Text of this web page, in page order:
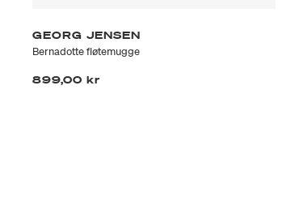
GEORG JENSEN
Bernadotte fløtemugge
899,00 kr